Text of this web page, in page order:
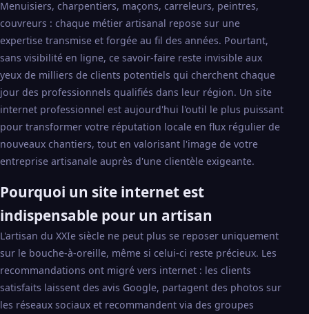
Menuisiers, charpentiers, maçons, carreleurs, peintres,
couvreurs : chaque métier artisanal repose sur une
expertise transmise et forgée au fil des années. Pourtant,
sans visibilité en ligne, ce savoir-faire reste invisible aux
yeux de milliers de clients potentiels qui cherchent chaque
jour des professionnels qualifiés dans leur région. Un site
internet professionnel est aujourd'hui l'outil le plus puissant
pour transformer votre réputation locale en flux régulier de
nouveaux chantiers, tout en valorisant l'image de votre
entreprise artisanale auprès d'une clientèle exigeante.
Pourquoi un site internet est
indispensable pour un artisan
L'artisan du XXIe siècle ne peut plus se reposer uniquement
sur le bouche-à-oreille, même si celui-ci reste précieux. Les
recommandations ont migré vers internet : les clients
satisfaits laissent des avis Google, partagent des photos sur
les réseaux sociaux et recommandent via des groupes